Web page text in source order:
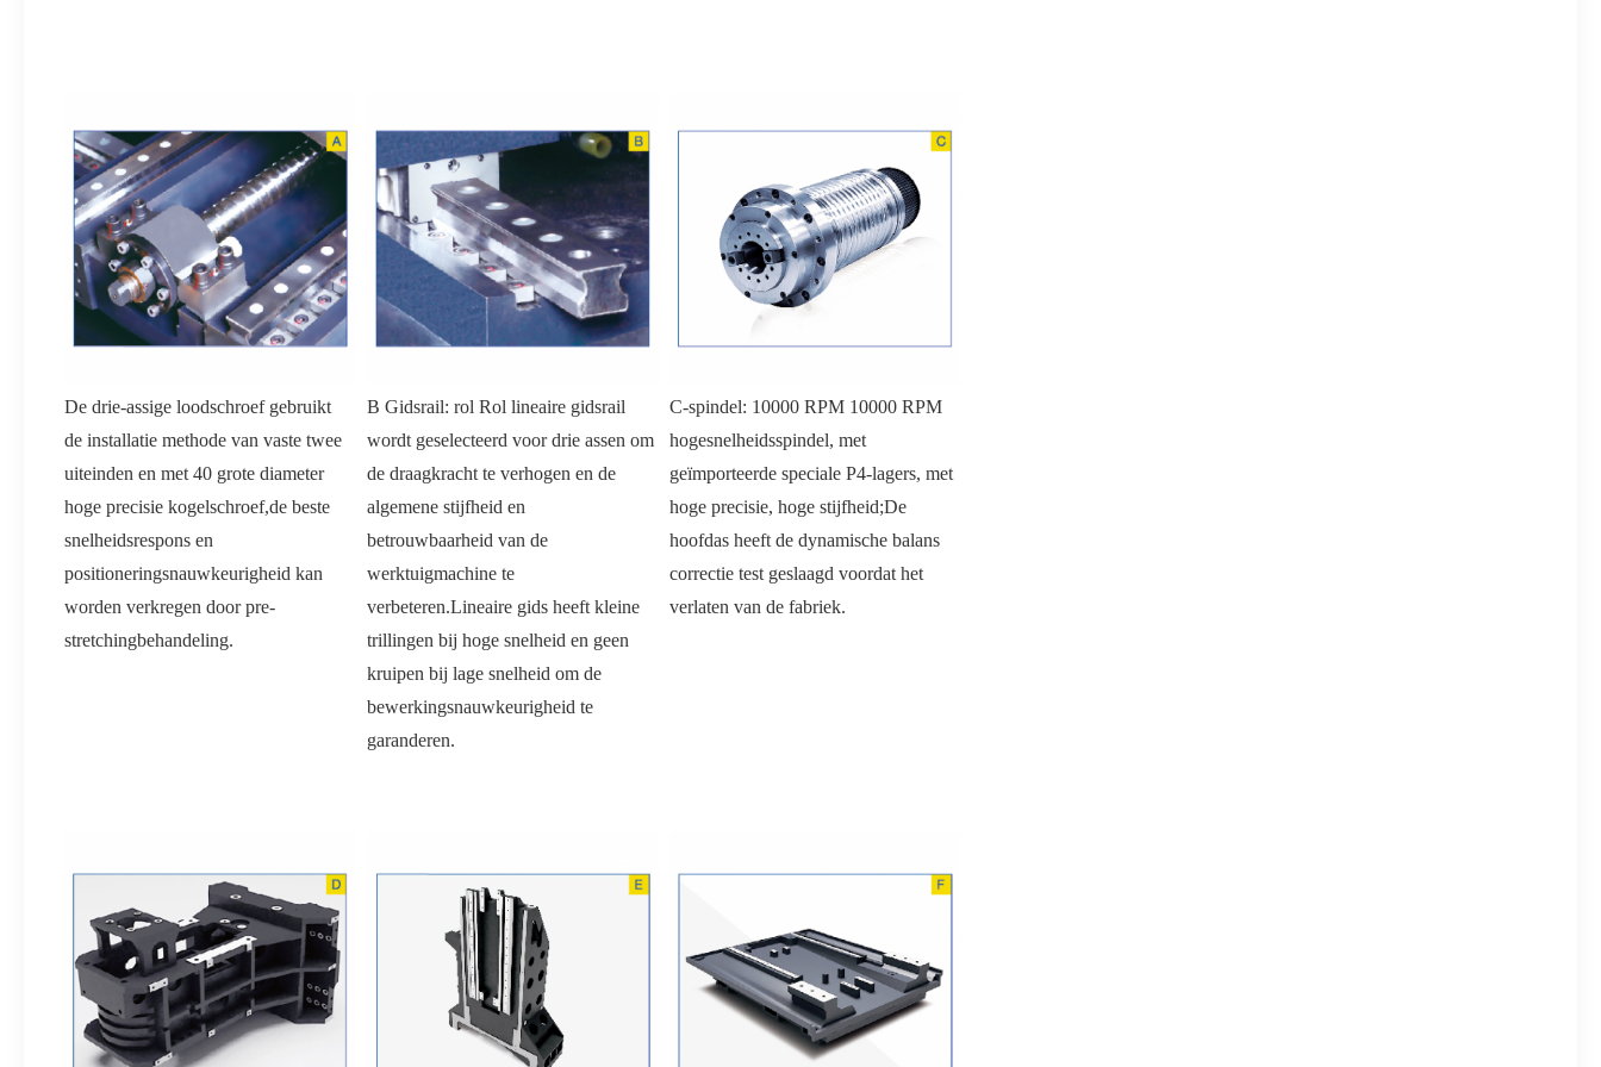
De drie-assige loodschroef gebruikt
de installatie methode van vaste twee
uiteinden en met 40 grote diameter
hoge precisie kogelschroef,de beste
snelheidsrespons en
positioneringsnauwkeurigheid kan
worden verkregen door pre-
stretchingbehandeling.
B Gidsrail: rol Rol lineaire gidsrail
wordt geselecteerd voor drie assen om
de draagkracht te verhogen en de
algemene stijfheid en
betrouwbaarheid van de
werktuigmachine te
verbeteren.Lineaire gids heeft kleine
trillingen bij hoge snelheid en geen
kruipen bij lage snelheid om de
bewerkingsnauwkeurigheid te
garanderen.
C-spindel: 10000 RPM 10000 RPM
hogesnelheidsspindel, met
geïmporteerde speciale P4-lagers, met
hoge precisie, hoge stijfheid;De
hoofdas heeft de dynamische balans
correctie test geslaagd voordat het
verlaten van de fabriek.